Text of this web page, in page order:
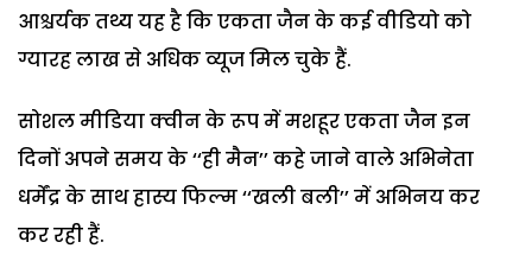
आश्चर्यक तथ्य यह है कि एकता जैन के कई वीडियो को
ग्यारह लाख से अधिक व्यूज मिल चुके हैं.
सोशल मीडिया क्वीन के रूप में मशहूर एकता जैन इन
दिनों अपने समय के ‘‘ही मैन’’ कहे जाने वाले अभिनेता
धर्मेंद्र के साथ हास्य फिल्म ‘‘खली बली’’ में अभिनय कर
कर रही हैं.